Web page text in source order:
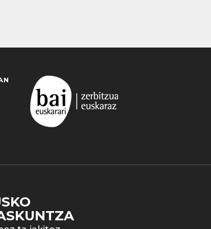
cookie aukera. Guztiz desaktibatzea ere